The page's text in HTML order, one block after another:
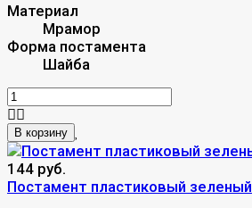
Материал
Мрамор
Форма постамента
Шайба
В корзину
144 руб.
Постамент пластиковый зеленый